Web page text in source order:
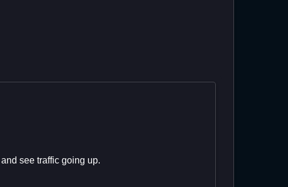
see traffic going up.